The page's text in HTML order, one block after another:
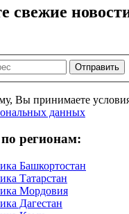
свежие
Отправить
Вы принимаете
данных
регионам:
Башкортостан
Татарстан
Мордовия
Дагестан